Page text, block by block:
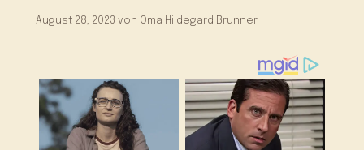
August 28, 2023 von Oma Hildegard Brunner